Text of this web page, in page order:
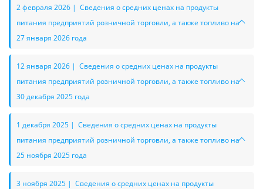
2 февраля 2026 | Сведения о средних ценах на продукты
питания предприятий розничной торговли, а также топливо на
27 января 2026 года
12 января 2026 | Сведения о средних ценах на продукты
питания предприятий розничной торговли, а также топливо на
30 декабря 2025 года
1 декабря 2025 | Сведения о средних ценах на продукты
питания предприятий розничной торговли, а также топливо на
25 ноября 2025 года
3 ноября 2025 | Сведения о средних ценах на продукты